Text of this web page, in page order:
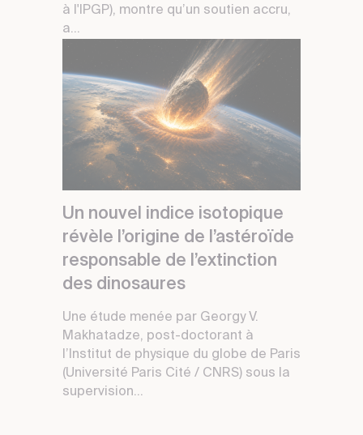
à l'IPGP), montre qu’un soutien accru,
a...
Un nouvel indice isotopique
révèle l’origine de l’astéroïde
responsable de l’extinction
des dinosaures
Une étude menée par Georgy V.
Makhatadze, post-doctorant à
l’Institut de physique du globe de Paris
(Université Paris Cité / CNRS) sous la
supervision...